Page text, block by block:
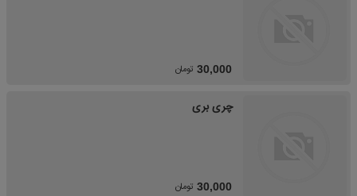
30,000 تومان
چری بری
30,000 تومان